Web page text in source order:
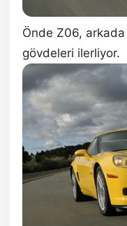
Önde Z06, arkada
gövdeleri ilerliyor.